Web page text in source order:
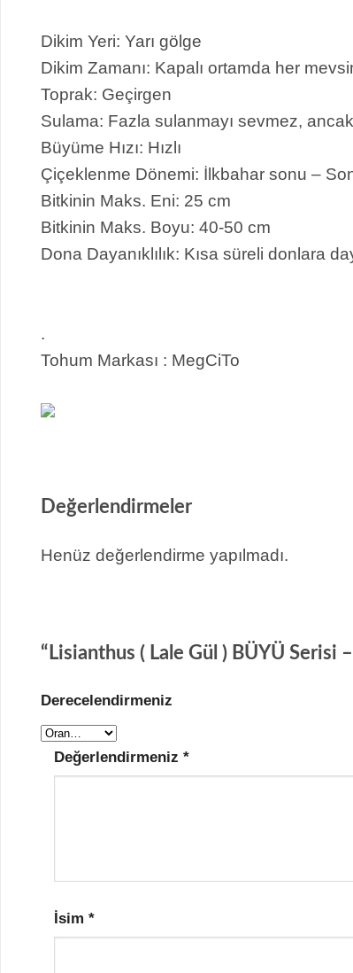
Dikim Yeri: Yarı gölge
Dikim Zamanı: Kapalı ortamda her
Toprak: Geçirgen
Sulama: Fazla sulanmayı sevmez,
Büyüme Hızı: Hızlı
Çiçeklenme Dönemi: İlkbahar sonu –
Bitkinin Maks. Eni: 25 cm
Bitkinin Maks. Boyu: 40-50 cm
Dona Dayanıklılık: Kısa süreli donlara
.
Tohum Markası : MegCiTo
Değerlendirmeler
Henüz değerlendirme yapılmadı.
“Lisianthus ( Lale Gül ) BÜYÜ Serisi
Derecelendirmeniz
Değerlendirmeniz *
İsim *